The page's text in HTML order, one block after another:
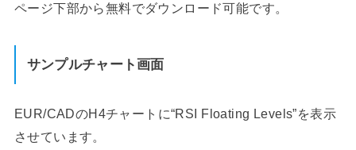
ページ下部から無料でダウンロード可能です。
サンプルチャート画面
EUR/CADのH4チャートに“RSI Floating Levels”を表示
させています。